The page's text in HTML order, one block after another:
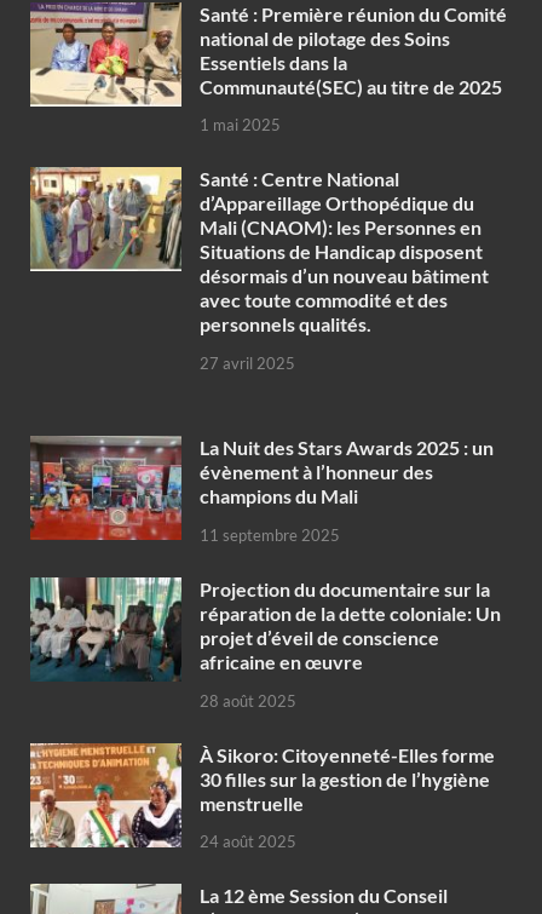
Santé : Première réunion du Comité
national de pilotage des Soins
Essentiels dans la
Communauté(SEC) au titre de 2025
1 mai 2025
Santé : Centre National
d’Appareillage Orthopédique du
Mali (CNAOM): les Personnes en
Situations de Handicap disposent
désormais d’un nouveau bâtiment
avec toute commodité et des
personnels qualités.
27 avril 2025
‎La Nuit des Stars Awards 2025 : un
évènement à l’honneur des
champions du Mali
11 septembre 2025
Projection du documentaire sur la
réparation de la dette coloniale: Un
projet d’éveil de conscience
africaine en œuvre‎
28 août 2025
À Sikoro: Citoyenneté-Elles forme
30 filles sur la gestion de l’hygiène
menstruelle
24 août 2025
La 12 ème Session du Conseil